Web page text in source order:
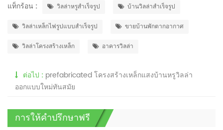
แท็กร้อน : วิลล่าหรูสำเร็จรูป บ้านวิลล่าสำเร็จรูป
วิลล่าเหล็กไฟรูปแบบสำเร็จรูป ขายบ้านพักตากอากาศ
วิลล่าโครงสร้างเหล็ก อาคารวิลล่า
ต่อไป : prefabricated โครงสร้างเหล็กแสงบ้านหรูวิลล่า
ออกแบบใหม่ทันสมัย
การให้คำปรึกษาฟรี